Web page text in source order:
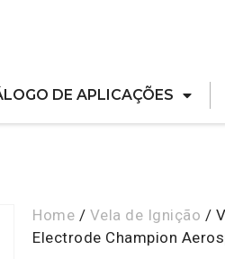
DE APLICAÇÕES
Home / Vela de Ignição /
Electrode Champion